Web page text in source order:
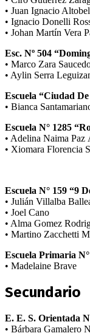
• Juan Ignacio
• Ignacio Donelli
• Johan Martín Vera
Esc. Nº 504
• Marco Zara
• Aylin Serra
Escuela “Ciudad
• Bianca
Escuela N° 1285
• Adelina Naima Paz
• Xiomara Florencia
Escuela N° 159 “9
• Julián Villalba
• Joel Cano
• Alma Gomez
• Martino Zacchetti
Escuela Primaria
• Madelaine Brave
Secundario
E. E. S. Orientada
• Bárbara Gamalero